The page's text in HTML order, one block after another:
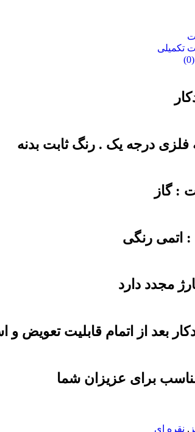
تکمیلی
درجه یک . رنگ ثابت بدنه
: گاز
اتمی رنگی
مجدد دارد
بعد از اتمام قابلیت تعویض و
برای عزیزان شما
, نقره ای